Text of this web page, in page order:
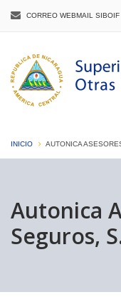
CORREO WEBMAIL SIBOIF
INICIO AUTONICA
Autonica
Seguros,